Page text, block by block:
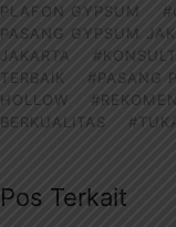
PLAFON GYPSUM
PASANG GYPSUM
JAKARTA
TERBAIK
#PASANG
HOLLOW
BERKUALITAS
Pos Terkait